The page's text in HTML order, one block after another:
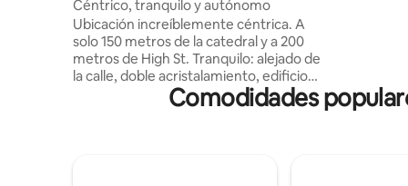
Céntrico, tranquilo y autónomo
Ubicación increíblemente céntrica. A
solo 150 metros de la catedral y a 200
metros de High St. Tranquilo: alejado de
la calle, doble acristalamiento, edificio
independiente. Cama tamaño king con
colchón y cubierta de lujo, edredón y
de tren
Comodidades